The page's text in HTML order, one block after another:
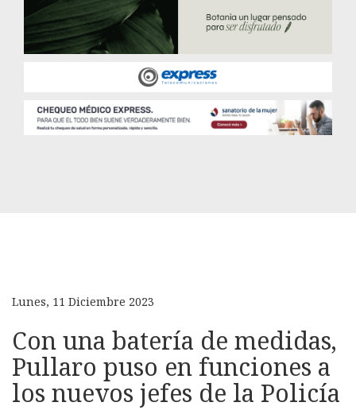
Lunes, 11 Diciembre 2023
Con una batería de medidas,
Pullaro puso en funciones a
los nuevos jefes de la Policía